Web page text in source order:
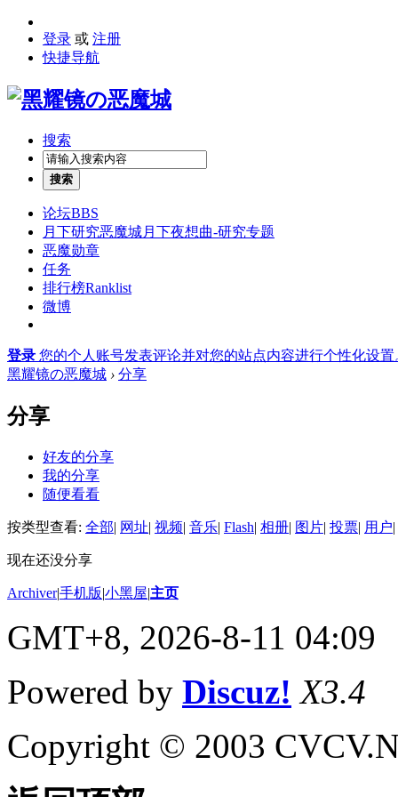
登录 或 注册
快捷导航
搜索
搜索
论坛BBS
月下研究恶魔城月下夜想曲-研究专题
恶魔勋章
任务
排行榜Ranklist
微博
登录 您的个人账号发表评论并对您的站点内容进行个性化设置
黑耀镜の恶魔城 › 分享
分享
好友的分享
我的分享
随便看看
按类型查看: 全部| 网址| 视频| 音乐| Flash| 相册| 图片| 投票| 用户|
现在还没分享
Archiver|手机版|小黑屋|主页
GMT+8, 2026-8-11 04:09
Powered by Discuz! X3.4
Copyright © 2003